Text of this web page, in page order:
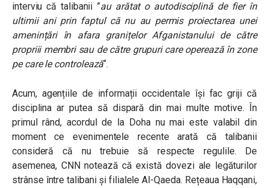
interviu că talibanii ”au arătat o autodisciplină de fier în
ultimii ani prin faptul că nu au permis proiectarea unei
amenințări în afara granițelor Afganistanului de către
propriii membri sau de către grupuri care operează în zone
pe care le controlează“.
Acum, agențiile de informații occidentale își fac griji că
disciplina ar putea să dispară din mai multe motive. În
primul rând, acordul de la Doha nu mai este valabil din
moment ce evenimentele recente arată că talibanii
consideră că nu trebuie să respecte regulile. De
asemenea, CNN notează că există dovezi ale legăturilor
strânse între talibani și filialele Al-Qaeda. Rețeaua Haqqani,